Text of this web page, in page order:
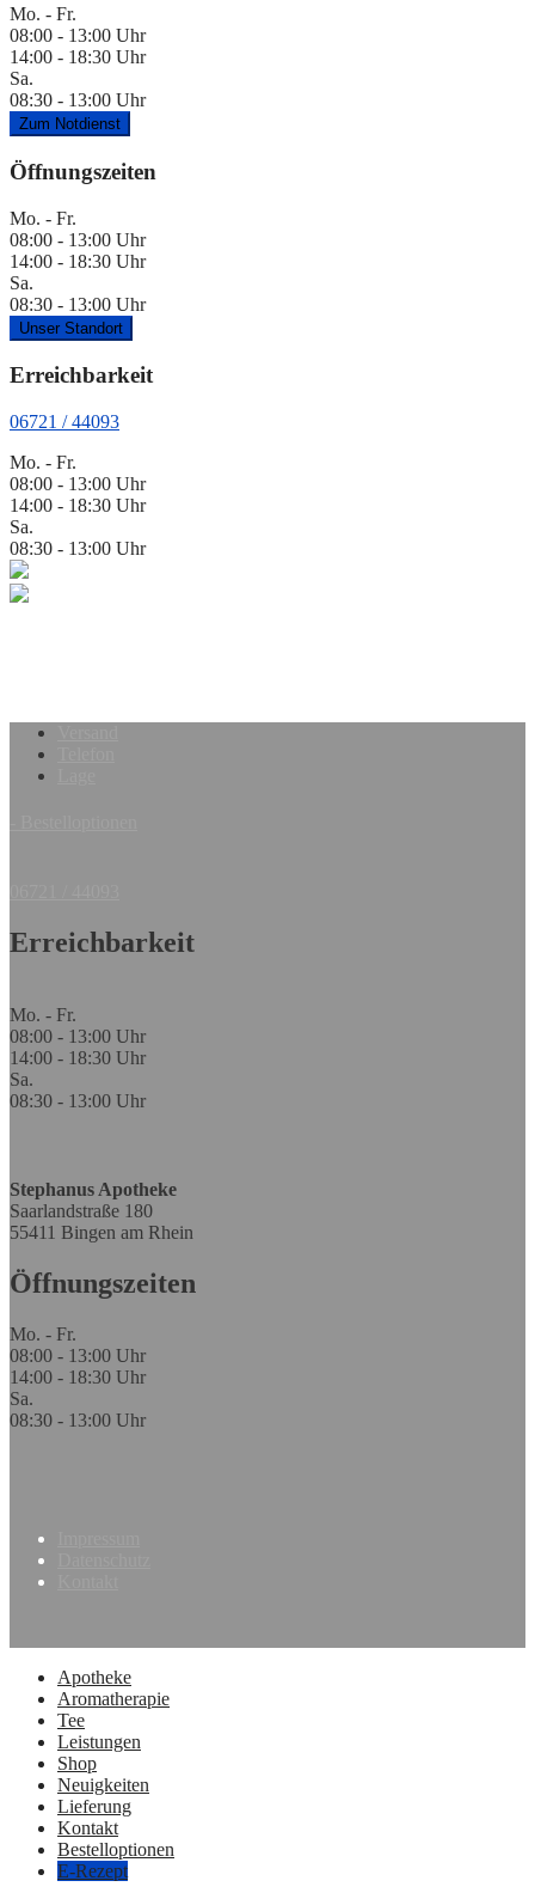
Mo. - Fr.
08:00 - 13:00 Uhr
14:00 - 18:30 Uhr
Sa.
08:30 - 13:00 Uhr
Zum Notdienst
Öffnungszeiten
Mo. - Fr.
08:00 - 13:00 Uhr
14:00 - 18:30 Uhr
Sa.
08:30 - 13:00 Uhr
Unser Standort
Erreichbarkeit
06721 / 44093
Mo. - Fr.
08:00 - 13:00 Uhr
14:00 - 18:30 Uhr
Sa.
08:30 - 13:00 Uhr
Erreichbarkeit
Mo. - Fr.
08:00 - 13:00 Uhr
14:00 - 18:30 Uhr
Sa.
08:30 - 13:00 Uhr
Stephanus Apotheke
Saarlandstraße 180
55411 Bingen am Rhein
Öffnungszeiten
Mo. - Fr.
08:00 - 13:00 Uhr
14:00 - 18:30 Uhr
Sa.
08:30 - 13:00 Uhr
Apotheke
Aromatherapie
Tee
Leistungen
Shop
Neuigkeiten
Lieferung
Kontakt
Bestelloptionen
E-Rezept